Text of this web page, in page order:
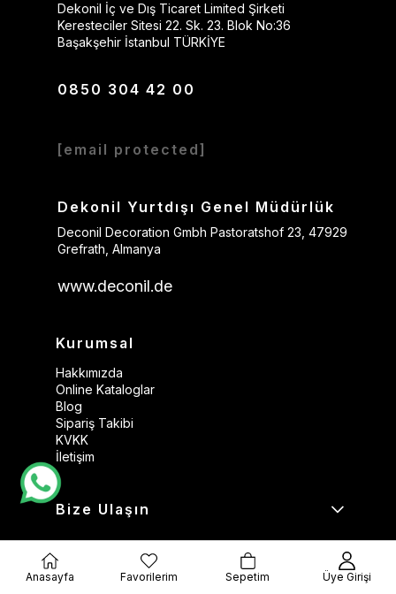
Dekonil İç ve Dış Ticaret Limited Şirketi
Keresteciler Sitesi 22. Sk. 23. Blok No:36
Başakşehir İstanbul TÜRKİYE
0850 304 42 00
[email protected]
Dekonil Yurtdışı Genel Müdürlük
Deconil Decoration Gmbh Pastoratshof 23, 47929
Grefrath, Almanya
www.deconil.de
Kurumsal
Hakkımızda
Online Kataloglar
Blog
Sipariş Takibi
KVKK
İletişim
Bize Ulaşın
Kategoriler
Anasayfa Favorilerim Sepetim Üye Girişi